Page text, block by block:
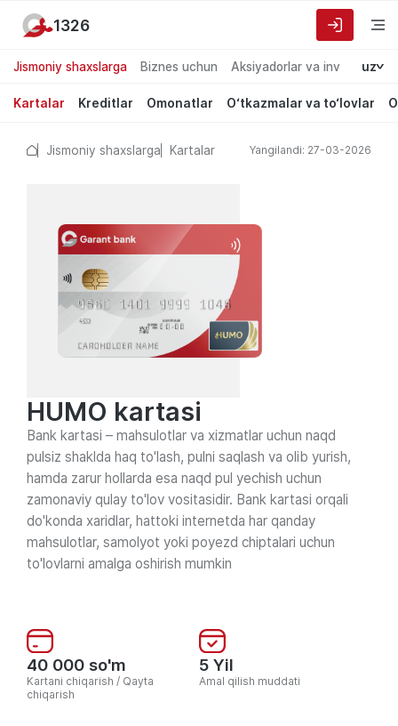
Jismoniy shaxslarga Biznes uchun Aksiyadorlar va investorlarga
uz
Kartalar Kreditlar Omonatlar O‘tkazmalar va to‘lovlar
1326
Jismoniy shaxslarga Kartalar Yangilandi: 27-03-2026
HUMO kartasi
Bank kartasi – mahsulotlar va xizmatlar uchun naqd
pulsiz shaklda haq to'lash, pulni saqlash va olib yurish,
hamda zarur hollarda esa naqd pul yechish uchun
zamonaviy qulay to'lov vositasidir. Bank kartasi orqali
do'konda xaridlar, hattoki internetda har qanday
mahsulotlar, samolyot yoki poyezd chiptalari uchun
to'lovlarni amalga oshirish mumkin
40 000 so'm
Kartani chiqarish / Qayta
chiqarish
5 Yil
Amal qilish muddati